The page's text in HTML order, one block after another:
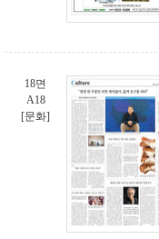
18면
A18
[문화]